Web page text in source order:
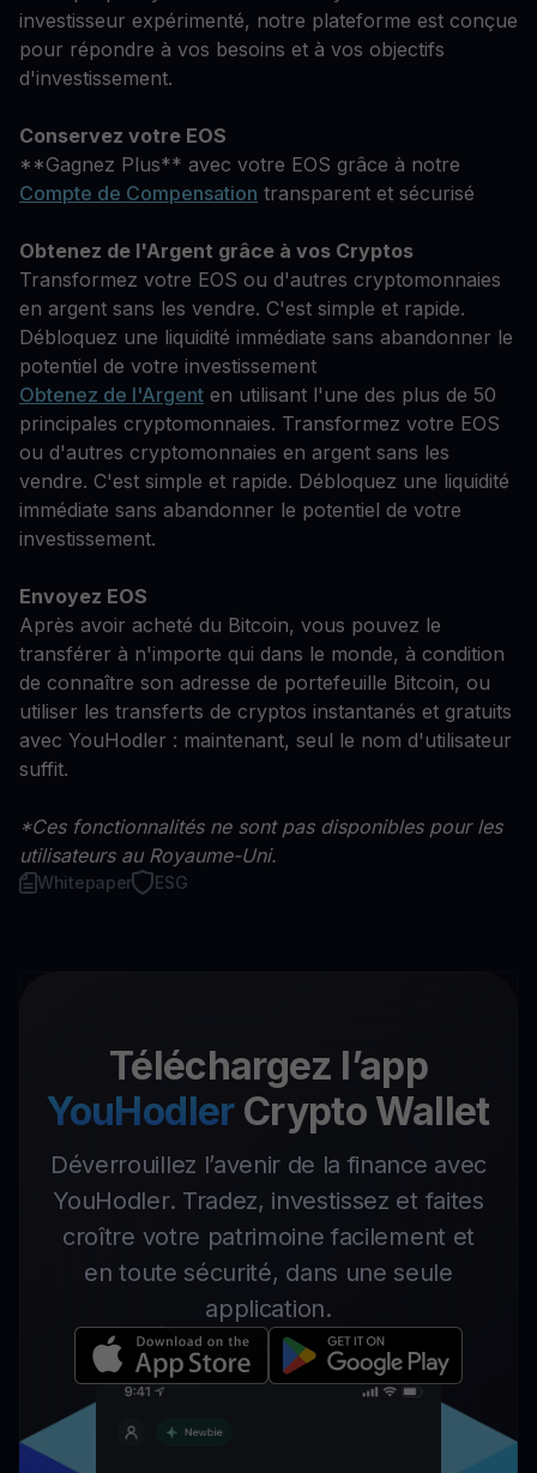
investisseur expérimenté, notre plateforme est conçue
pour répondre à vos besoins et à vos objectifs
d'investissement.
Conservez votre EOS
**Gagnez Plus** avec votre EOS grâce à notre
Compte de Compensation transparent et sécurisé
Obtenez de l'Argent grâce à vos Cryptos
Transformez votre EOS ou d'autres cryptomonnaies
en argent sans les vendre. C'est simple et rapide.
Débloquez une liquidité immédiate sans abandonner le
potentiel de votre investissement
Obtenez de l'Argent en utilisant l'une des plus de 50
principales cryptomonnaies. Transformez votre EOS
ou d'autres cryptomonnaies en argent sans les
vendre. C'est simple et rapide. Débloquez une liquidité
immédiate sans abandonner le potentiel de votre
investissement.
Envoyez EOS
Après avoir acheté du Bitcoin, vous pouvez le
transférer à n'importe qui dans le monde, à condition
de connaître son adresse de portefeuille Bitcoin, ou
utiliser les transferts de cryptos instantanés et gratuits
avec YouHodler : maintenant, seul le nom d'utilisateur
suffit.
*Ces fonctionnalités ne sont pas disponibles pour les
utilisateurs au Royaume-Uni.
Whitepaper ESG
Téléchargez l’app
YouHodler Crypto Wallet
Déverrouillez l’avenir de la finance avec
YouHodler. Tradez, investissez et faites
croître votre patrimoine facilement et
en toute sécurité, dans une seule
application.